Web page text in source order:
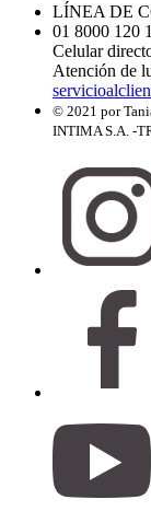
LÍNEA DE
01 8000 120
Celular
Atención de
© 2021 por
INTIMA S.A. -